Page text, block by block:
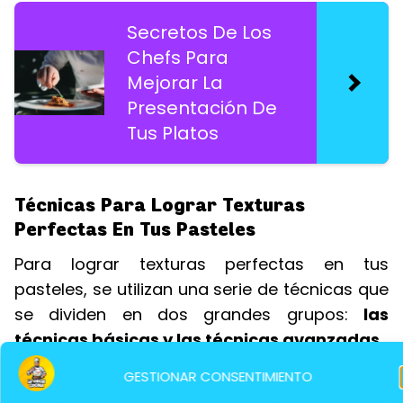
GESTIONAR CONSENTIMIENTO
Secretos De Los
Chefs Para
Mejorar La
Presentación De
Tus Platos
Técnicas Para Lograr Texturas
Perfectas En Tus Pasteles
Para lograr texturas perfectas en tus
pasteles, se utilizan una serie de técnicas que
se dividen en dos grandes grupos: las
técnicas básicas y las técnicas avanzadas.
Las técnicas básicas son las que se utilizan